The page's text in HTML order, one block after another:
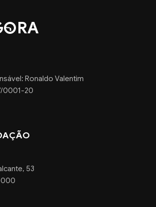
RA
Ronaldo Valentim
0001-20
53
000